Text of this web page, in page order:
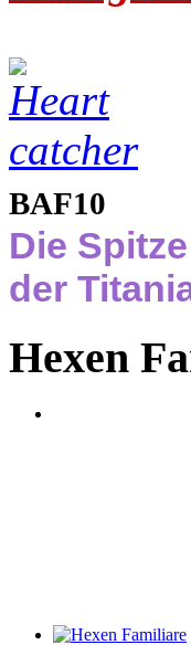
BAF10
Die Spitze
der
Hexen